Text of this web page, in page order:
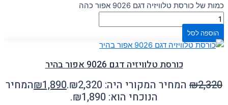
כמות של כורסת טלוויזיה דגם 9026 אפור כהה
הוספה לסל
כורסת טלוויזיה דגם 9026 אפור בהיר
₪2,320 המחיר המקורי היה: ₪2,320. ₪1,890
המחיר
הנוכחי הוא: ₪1,890.